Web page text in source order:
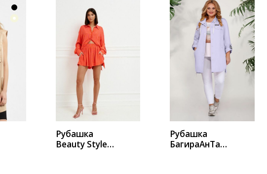
Рубашка
Beauty Style
КУПИТЬ
Рубашка
БагираАнТа
КУПИТЬ